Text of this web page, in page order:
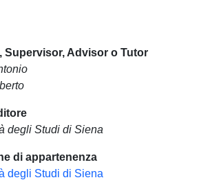
Supervisor, Advisor o Tutor
degli Studi di Siena
di appartenenza
degli Studi di Siena